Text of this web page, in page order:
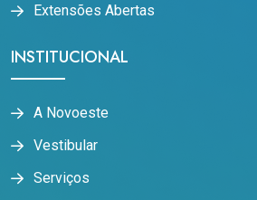
Extensões Abertas
INSTITUCIONAL
A Novoeste
Vestibular
Serviços